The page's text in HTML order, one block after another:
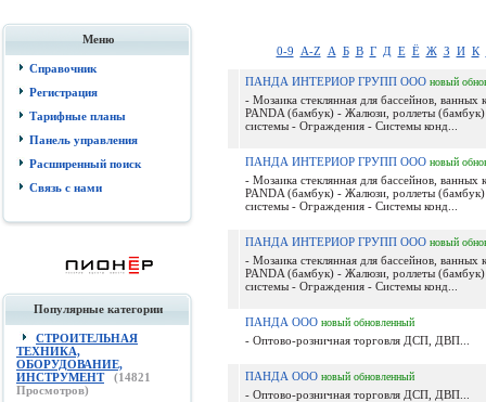
Меню
Справочник
Регистрация
Тарифные планы
Панель управления
Расширенный поиск
Связь с нами
Популярные категории
СТРОИТЕЛЬНАЯ
ТЕХНИКА,
ОБОРУДОВАНИЕ,
ИНСТРУМЕНТ
(14821
Просмотров)
0-9 A-Z А Б В Г Д Е Ё Ж З И К
ПАНДА ИНТЕРИОР ГРУПП ООО новый
- Мозаика стеклянная для бассейнов, ванных
PANDA (бамбук) - Жалюзи, роллеты
системы - Ограждения - Системы конд...
ПАНДА ИНТЕРИОР ГРУПП ООО новый
- Мозаика стеклянная для бассейнов, ванных
PANDA (бамбук) - Жалюзи, роллеты
системы - Ограждения - Системы конд...
ПАНДА ИНТЕРИОР ГРУПП ООО новый
- Мозаика стеклянная для бассейнов, ванных
PANDA (бамбук) - Жалюзи, роллеты
системы - Ограждения - Системы конд...
ПАНДА ООО новый обновленный
- Оптово-розничная торговля ДСП, ДВП...
ПАНДА ООО новый обновленный
- Оптово-розничная торговля ДСП, ДВП...